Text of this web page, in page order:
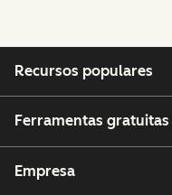
Recursos populares
Ferramentas gratuitas
Empresa